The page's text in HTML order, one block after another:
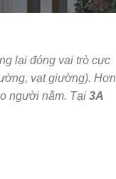
lại đóng vai trò cực
vạt giường). Hơn
người nằm. Tại 3A